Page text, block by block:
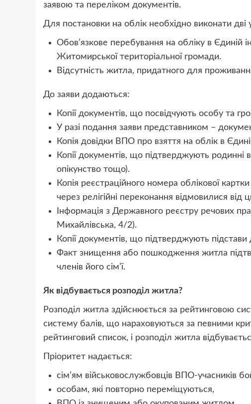
заявою та переліком документів.
Для постановки на облік необхідно виконати дві
Обов’язкове перебування на обліку в Єдиній
Житомирської територіальної громади.
Відсутність житла, придатного для
До заяви додаються:
Копії документів, що посвідчують особу та
У разі подання заяви представником –
Копія довідки ВПО про взяття на облік в
Копії документів, що підтверджують
опікунство тощо).
Копія реєстраційного номера облікової
через релігійні переконання відмовилися від
Інформація з Державного реєстру речових
Михайлівська, 4/2).
Копії документів, що підтверджують
Факт знищення або пошкодження житла
членів його сім’ї.
Як відбувається розподіл житла?
Розподіл житла здійснюється за рейтинговою
систему балів, що нараховуються за певними
рейтинговий список, і розподіл житла
Пріоритет надається:
сім’ям військовослужбовців ВПО-учасників
особам, які повторно переміщуються,